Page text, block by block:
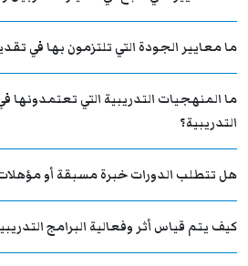
ما معايير الجودة التي تلتزمون بها في
ما المنهجيات التدريبية التي تعتمدونها
التدريبية؟
هل تتطلب الدورات خبرة مسبقة أو
كيف يتم قياس أثر وفعالية البرامج